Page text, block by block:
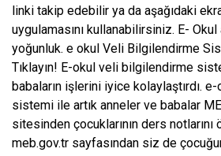
linki takip edebilir ya da aşağıdaki
uygulamasını kullanabilirsiniz. E- Okul
yoğunluk. e okul Veli Bilgilendirme
Tıklayın! E-okul veli bilgilendirme
babaların işlerini iyice kolaylaştırdı.
sistemi ile artık anneler ve babalar
sitesinden çocuklarının ders notlarını
meb.gov.tr sayfasından siz de